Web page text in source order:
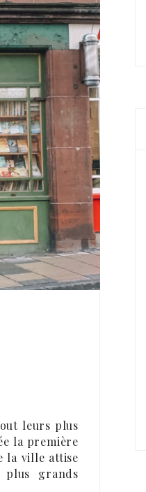
leurs plus
la première
la ville attise
plus grands